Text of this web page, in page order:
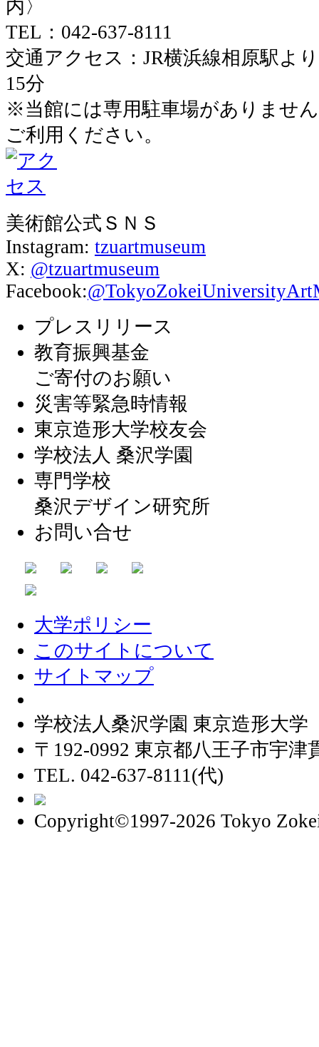
内〉
TEL：042-637-8111
交通アクセス：JR横浜線相原駅よ
15分
※当館には専用駐車場がありませ
ご利用ください。
美術館公式ＳＮＳ
Instagram: tzuartmuseum
X: @tzuartmuseum
Facebook:
プレスリリース
教育振興基金
ご寄付のお願い
災害等緊急時情報
東京造形大学校友会
学校法人 桑沢学園
専門学校
桑沢デザイン研究所
お問い合せ
大学ポリシー
このサイトについて
サイトマップ
学校法人桑沢学園 東京造形大学
〒192-0992 東京都八王子市宇津
TEL. 042-637-8111(代)
Copyright©1997-2026 Tokyo